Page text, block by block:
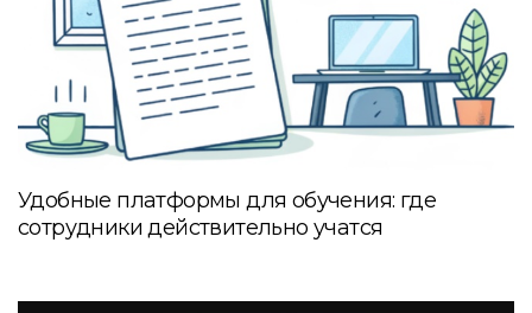
Удобные платформы для обучения: где
сотрудники действительно учатся